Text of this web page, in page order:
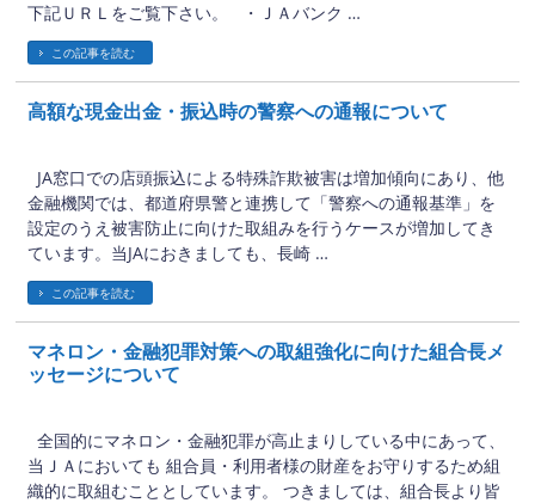
下記ＵＲＬをご覧下さい。 ・ＪＡバンク …
この記事を読む
高額な現金出金・振込時の警察への通報について
JA窓口での店頭振込による特殊詐欺被害は増加傾向にあり、他
金融機関では、都道府県警と連携して「警察への通報基準」を
設定のうえ被害防止に向けた取組みを行うケースが増加してき
ています。当JAにおきましても、長崎 …
この記事を読む
マネロン・金融犯罪対策への取組強化に向けた組合長メ
ッセージについて
全国的にマネロン・金融犯罪が高止まりしている中にあって、
当ＪＡにおいても 組合員・利用者様の財産をお守りするため組
織的に取組むこととしています。 つきましては、組合長より皆